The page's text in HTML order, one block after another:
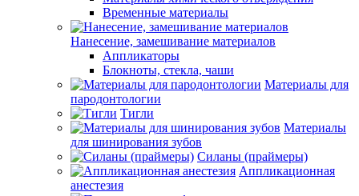
Временные материалы
Нанесение, замешивание материалов
Аппликаторы
Блокноты, стекла, чаши
Материалы для
пародонтологии
Тигли
Материалы
для шинирования зубов
Силаны (праймеры)
Аппликационная
анестезия